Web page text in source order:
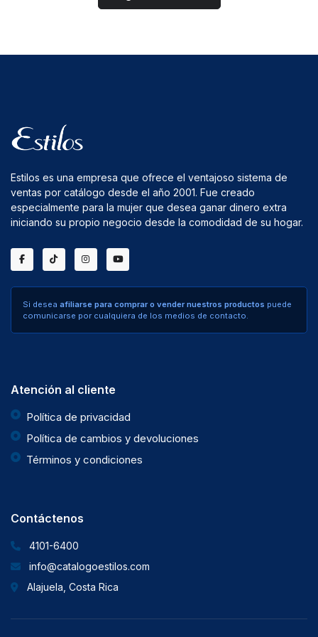
Estilos es una empresa que ofrece el ventajoso sistema de
ventas por catálogo desde el año 2001. Fue creado
especialmente para la mujer que desea ganar dinero extra
iniciando su propio negocio desde la comodidad de su hogar.
Si desea afiliarse para comprar o vender nuestros productos puede
comunicarse por cualquiera de los medios de contacto.
Atención al cliente
Política de privacidad
Política de cambios y devoluciones
Términos y condiciones
Contáctenos
4101-6400
info@catalogoestilos.com
Alajuela, Costa Rica